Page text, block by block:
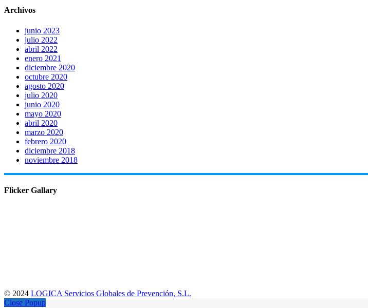
Archivos
junio 2023
julio 2022
abril 2022
enero 2021
diciembre 2020
octubre 2020
agosto 2020
julio 2020
junio 2020
mayo 2020
abril 2020
marzo 2020
febrero 2020
diciembre 2018
noviembre 2018
Flicker Gallary
© 2024 LOGICA Servicios Globales de Prevención, S.L.
Close Popup